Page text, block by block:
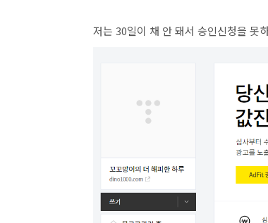
저는 30일이 채 안 돼서 승인신청을 못